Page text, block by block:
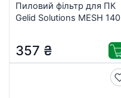
Пиловий фільтр для ПК
Gelid Solutions MESH 140
357 ₴